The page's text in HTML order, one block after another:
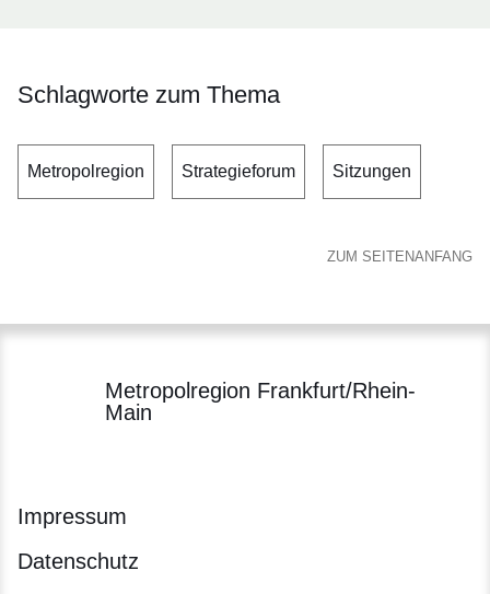
Schlagworte zum Thema
Metropolregion Strategieforum Sitzungen
ZUM SEITENANFANG
Metropolregion Frankfurt/Rhein-
Main
Impressum
Datenschutz